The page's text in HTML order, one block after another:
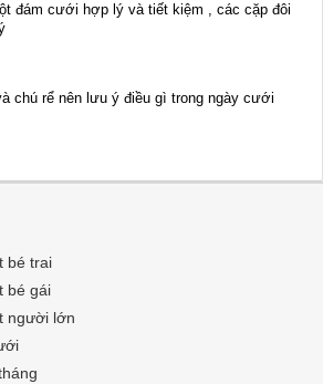
đám cưới hợp lý và tiết kiệm , các cặp đôi
chú rể nên lưu ý điều gì trong ngày cưới
bé trai
bé gái
người lớn